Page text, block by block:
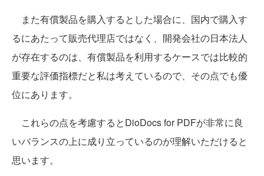
また有償製品を購入するとした場合に、国内で購入す
るにあたって販売代理店ではなく、開発会社の日本法人
が存在するのは、有償製品を利用するケースでは比較的
重要な評価指標だと私は考えているので、その点でも優
位にあります。
これらの点を考慮するとDioDocs for PDFが非常に良
いバランスの上に成り立っているのが理解いただけると
思います。